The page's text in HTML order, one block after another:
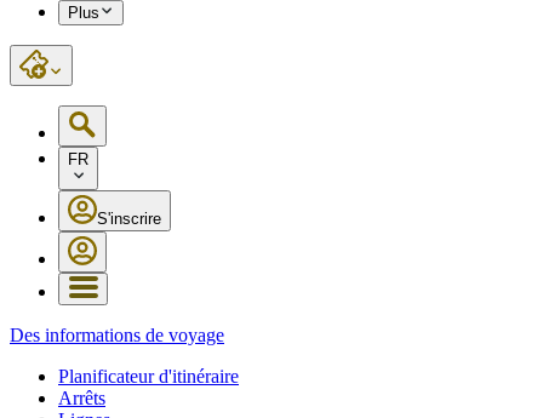
Plus
FR
S'inscrire
Des informations de voyage
Planificateur d'itinéraire
Arrêts